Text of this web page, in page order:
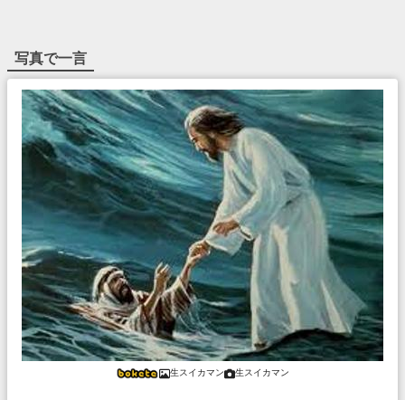
写真で一言
生スイカマン 生スイカマン